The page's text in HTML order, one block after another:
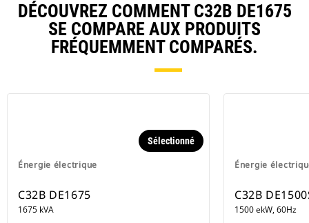
DÉCOUVREZ COMMENT C32B DE1675
SE COMPARE AUX PRODUITS
FRÉQUEMMENT COMPARÉS.
Énergie électrique
Sélectionné
C32B DE1675
1675 kVA
Énergie
C32B
1500 ekW, 60Hz